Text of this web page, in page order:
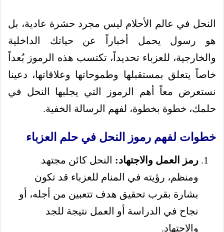
النحل في عالم الأحلام ليس مجرد حشرة عادية، بل
هو رسول يحمل أخباراً عن حياتك الداخلية
والخارجية، للعزباء تحديداً، تكتسب هذه الرموز بُعداً
خاصاً يتعلق بمستقبلها وطموحاتها وعلاقاتها، دعينا
نستعرض معاً أهم الرموز التي يجلبها النحل في
حلمك، خطوة بخطوة، لفهم الرسالة الخفية.
خطوات لفهم رموز النحل في حلم العزباء
رمز العمل والاجتهاد: النحل كائن مجتهد
ومنظم، رؤيته في المنام للعزباء قد تكون
بشارة بقرب تحقيق هدف تتعبين من أجله، أو
نجاح في الدراسة أو العمل نتيجة للجد
والاجتهاد.